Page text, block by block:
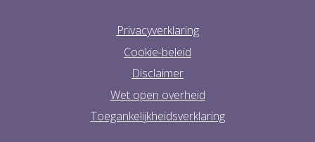
Privacyverklaring
Cookie-beleid
Disclaimer
Wet open overheid
Toegankelijkheidsverklaring